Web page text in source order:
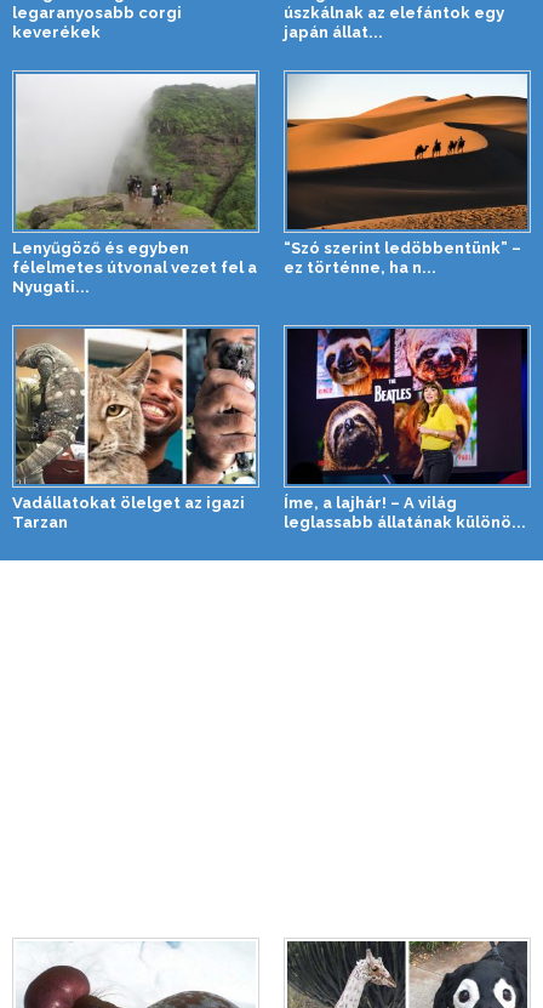
legaranyosabb corgi
keverékek
úszkálnak az elefántok egy
japán állat...
Lenyűgöző és egyben
félelmetes útvonal vezet fel a
Nyugati...
“Szó szerint ledöbbentünk” –
ez történne, ha n...
Vadállatokat ölelget az igazi
Tarzan
Íme, a lajhár! – A világ
leglassabb állatának különö...